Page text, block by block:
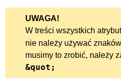
UWAGA!
W treści wszystkich
nie należy używać
musimy to zrobić, należy
&quot;